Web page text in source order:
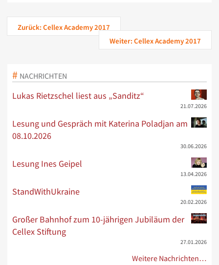
Zurück: Cellex Academy 2017
Weiter: Cellex Academy 2017
NACHRICHTEN
Lukas Rietzschel liest aus „Sanditz“
21.07.2026
Lesung und Gespräch mit Katerina Poladjan am
08.10.2026
30.06.2026
Lesung Ines Geipel
13.04.2026
StandWithUkraine
20.02.2026
Großer Bahnhof zum 10-jährigen Jubiläum der
Cellex Stiftung
27.01.2026
Weitere Nachrichten…